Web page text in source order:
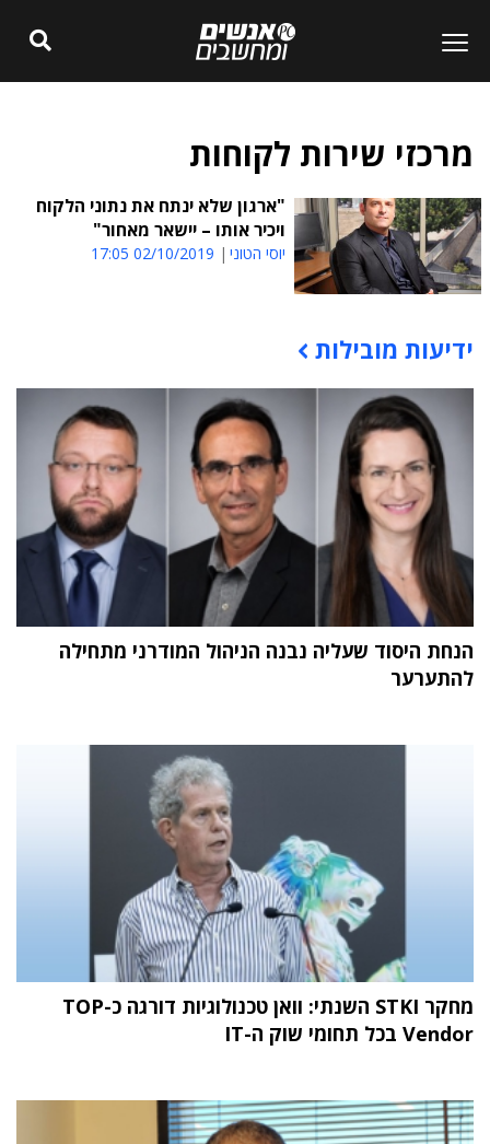
מרכזי שירות לקוחות
"ארגון שלא ינתח את נתוני הלקוח
ויכיר אותו – יישאר מאחור"
יוסי הטוני 02/10/2019 17:05
תוכן פרסומי
ידיעות מובילות
הנחת היסוד שעליה נבנה הניהול המודרני מתחילה
להתערער
מחקר STKI השנתי: וואן טכנולוגיות דורגה כ-TOP
Vendor בכל תחומי שוק ה-IT